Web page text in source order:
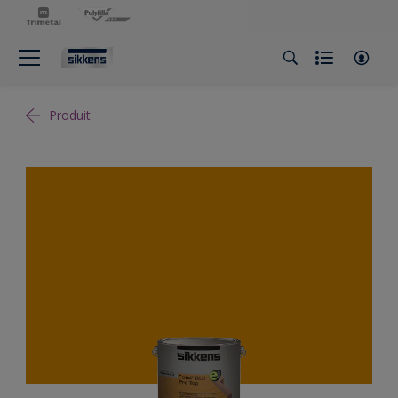
Produit